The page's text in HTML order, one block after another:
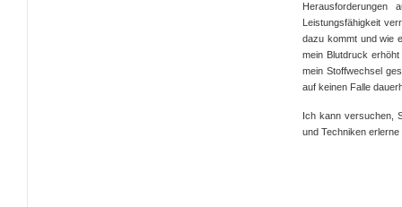
Leistungsfähigkeit
dazu kommt und wie
mein Blutdruck
mein Stoffwechsel
auf keinen Falle
Ich kann versuchen,
und Techniken